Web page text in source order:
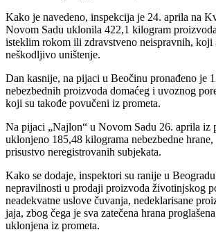
Kako je navedeno, inspekcija je 24. aprila na
Novom Sadu uklonila 422,1 kilogram
isteklim rokom ili zdravstveno neispravnih, koji
neškodljivo uništenje.
Dan kasnije, na pijaci u Beočinu pronađeno je
nebezbednih proizvoda domaćeg i uvoznog
koji su takođe povučeni iz prometa.
Na pijaci „Najlon“ u Novom Sadu 26. aprila iz
uklonjeno 185,48 kilograma nebezbedne
prisustvo neregistrovanih subjekata.
Kako se dodaje, inspektori su ranije u
nepravilnosti u prodaji proizvoda životinjskog
neadekvatne uslove čuvanja, nedeklarisane
jaja, zbog čega je sva zatečena hrana
uklonjena iz prometa.